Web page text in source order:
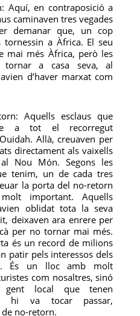
Aquí, en contraposició a
caminaven tres vegades
demanar que, un cop
tornessin a Àfrica. El seu
mai més Àfrica, però les
tornar a casa seva, al
d’haver marxat com
Aquells esclaus que
a tot el recorregut
Allà, creuaven per
directament als vaixells
Nou Món. Segons les
tenim, un de cada tres
la porta del no-retorn
important. Aquells
oblidat tota la seva
deixaven ara enrere per
per no tornar mai més.
és un record de milions
patir pels interessos dels
És un lloc amb molt
com nosaltres, sinó
local que tenen
hi va tocar passar,
no-retorn.